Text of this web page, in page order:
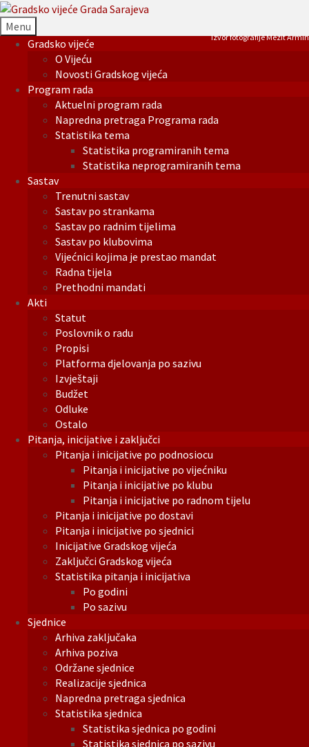
Menu
Gradsko vijeće
O Vijeću
Novosti Gradskog vijeća
Program rada
Aktuelni program rada
Napredna pretraga Programa rada
Statistika tema
Statistika programiranih tema
Statistika neprogramiranih tema
Sastav
Trenutni sastav
Sastav po strankama
Sastav po radnim tijelima
Sastav po klubovima
Vijećnici kojima je prestao mandat
Radna tijela
Prethodni mandati
Akti
Statut
Poslovnik o radu
Propisi
Platforma djelovanja po sazivu
Izvještaji
Budžet
Odluke
Ostalo
Pitanja, inicijative i zaključci
Pitanja i inicijative po podnosiocu
Pitanja i inicijative po vijećniku
Pitanja i inicijative po klubu
Pitanja i inicijative po radnom tijelu
Pitanja i inicijative po dostavi
Pitanja i inicijative po sjednici
Inicijative Gradskog vijeća
Zaključci Gradskog vijeća
Statistika pitanja i inicijativa
Po godini
Po sazivu
Sjednice
Arhiva zaključaka
Arhiva poziva
Održane sjednice
Realizacije sjednica
Napredna pretraga sjednica
Statistika sjednica
Statistika sjednica po godini
Statistika sjednica po sazivu
Izvor fotografije Mezit Armin